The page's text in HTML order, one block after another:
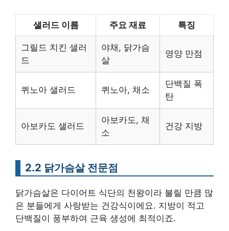
샐러드 이름 주요 재료 특징
그릴드 치킨 샐러
드
야채, 닭가슴
살
영양 만점
퀴노아 샐러드 퀴노아, 채소
단백질 폭
탄
아보카도 샐러드
아보카도, 채
소
건강 지방
2.2 닭가슴살 전문점
닭가슴살은 다이어트 식단의 천왕이라 불릴 만큼 많
은 분들에게 사랑받는 건강식이에요. 지방이 적고
단백질이 풍부하여 근육 생성에 최적이죠.